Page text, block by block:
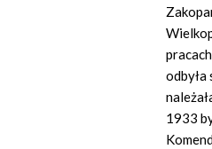
odbyła
1933